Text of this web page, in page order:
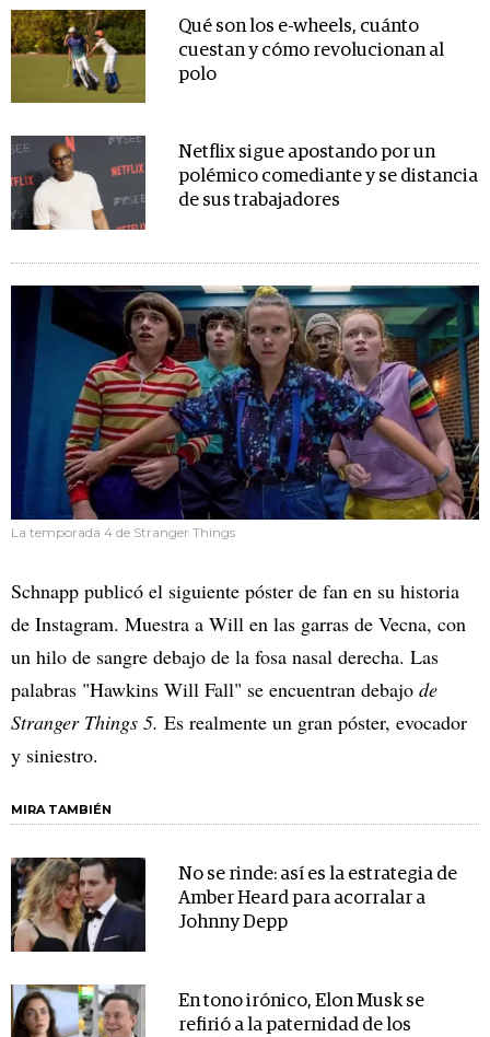
Qué son los e-wheels, cuánto
cuestan y cómo revolucionan al
polo
Netflix sigue apostando por un
polémico comediante y se distancia
de sus trabajadores
La temporada 4 de Stranger Things
Schnapp publicó el siguiente póster de fan en su historia
de Instagram. Muestra a Will en las garras de Vecna, con
un hilo de sangre debajo de la fosa nasal derecha. Las
palabras "Hawkins Will Fall" se encuentran debajo de
Stranger Things 5. Es realmente un gran póster, evocador
y siniestro.
MIRA TAMBIÉN
No se rinde: así es la estrategia de
Amber Heard para acorralar a
Johnny Depp
En tono irónico, Elon Musk se
refirió a la paternidad de los